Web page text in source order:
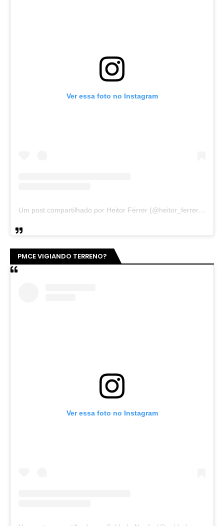
Ver essa foto no Instagram
Um post compartilhado por Heitor Férrer (@heitor_ferrer77)
PMCE VIGIANDO TERRENO?
Ver essa foto no Instagram